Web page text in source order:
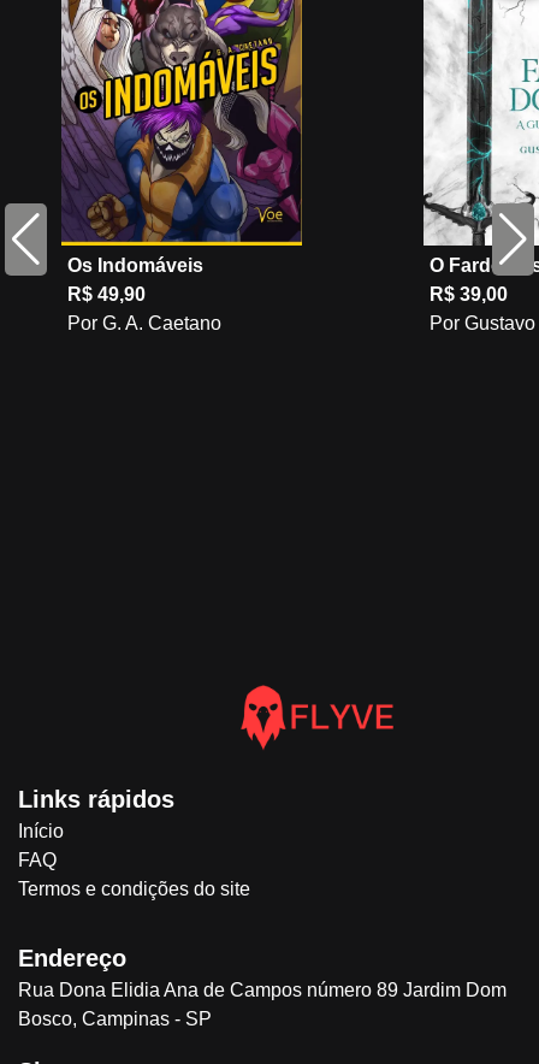
Os Indomáveis
R$ 49,90
Por G. A. Caetano
O Fardo
R$ 39,00
Por
Links rápidos
Início
FAQ
Termos e condições do site
Endereço
Rua Dona Elidia Ana de Campos número 89 Jardim Dom
Bosco, Campinas - SP